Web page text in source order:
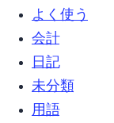
よく使う (1)
会計 (1)
日記 (13)
未分類 (63)
用語 (2)